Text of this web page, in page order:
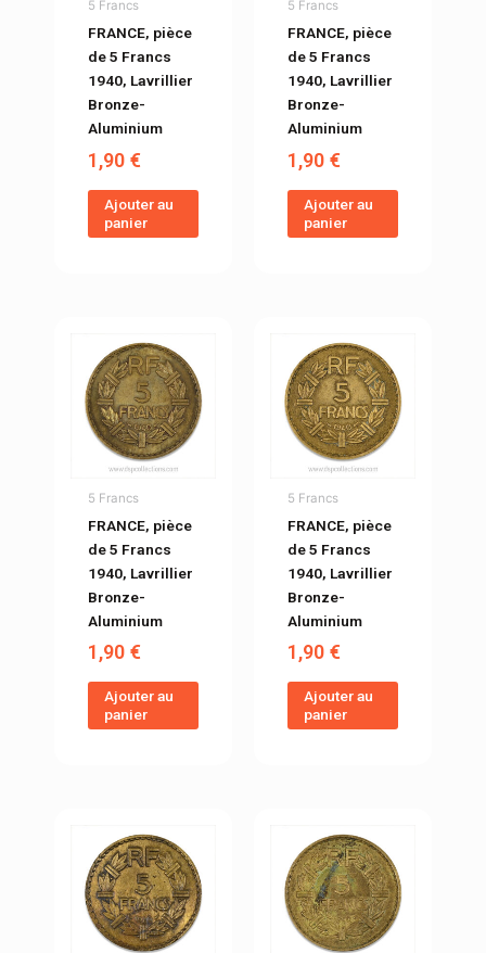
5 Francs
FRANCE, pièce
de 5 Francs
1940, Lavrillier
Bronze-
Aluminium
1,90€
Ajouter au
panier
5 Francs
FRANCE, pièce
de 5 Francs
1940, Lavrillier
Bronze-
Aluminium
1,90€
Ajouter au
panier
5 Francs
FRANCE, pièce
de 5 Francs
1940, Lavrillier
Bronze-
Aluminium
1,90€
Ajouter au
panier
5 Francs
FRANCE, pièce
de 5 Francs
1940, Lavrillier
Bronze-
Aluminium
1,90€
Ajouter au
panier